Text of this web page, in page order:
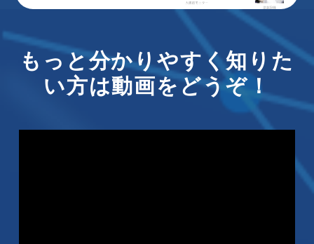
もっと分かりやすく知りた
い方は動画をどうぞ！